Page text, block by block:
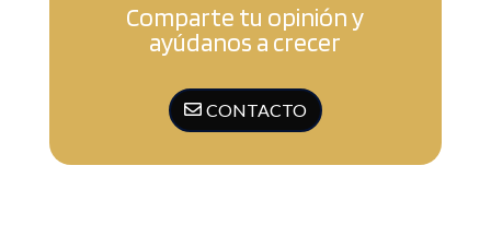
Comparte tu opinión y
ayúdanos a crecer
CONTACTO